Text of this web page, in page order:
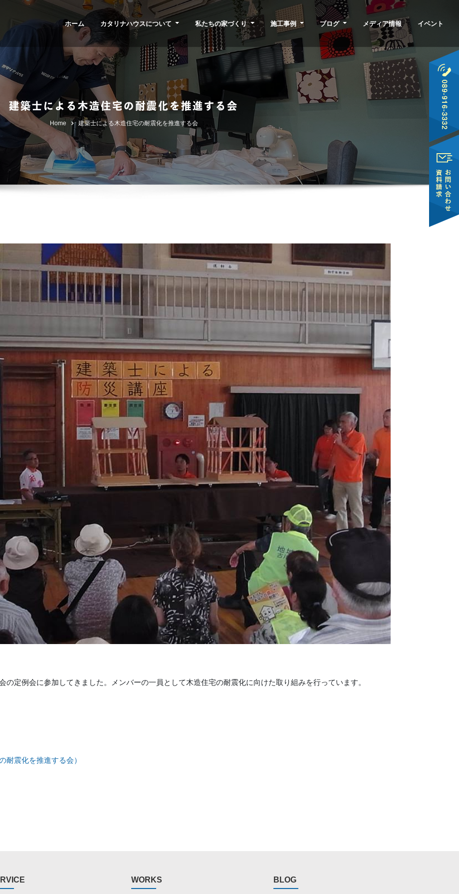
ホーム カタリナハウスについて 私たちの家づくり 施工事例 ブログ メディア情報 イベント
建築士による木造住宅の耐震化を推進する会
Home 建築士による木造住宅の耐震化を推進する会
の定例会に参加してきました。メンバーの一員として木造住宅の耐震化に向けた取り組みを行っています。
耐震化を推進する会）
WORKS BLOG